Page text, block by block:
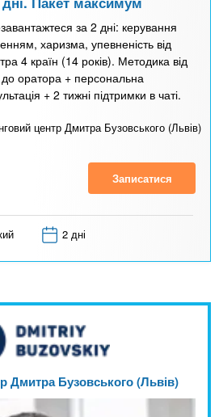
за 2 дні: керування
харизма, упевненість від
4 країн (14 років). Методика від
оратора + персональна
+ 2 тижні підтримки в чаті.
центр Дмитра Бузовського (Львів)
Записатися
2 дні
Дмитра Бузовського (Львів)